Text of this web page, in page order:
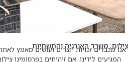
צילום: משרד האנרגיה והתשתיות
אנו מכבדים זכויות יוצרים ועושים מאמץ
המגיעים לידינו. אם זיהיתים בפרסומינו